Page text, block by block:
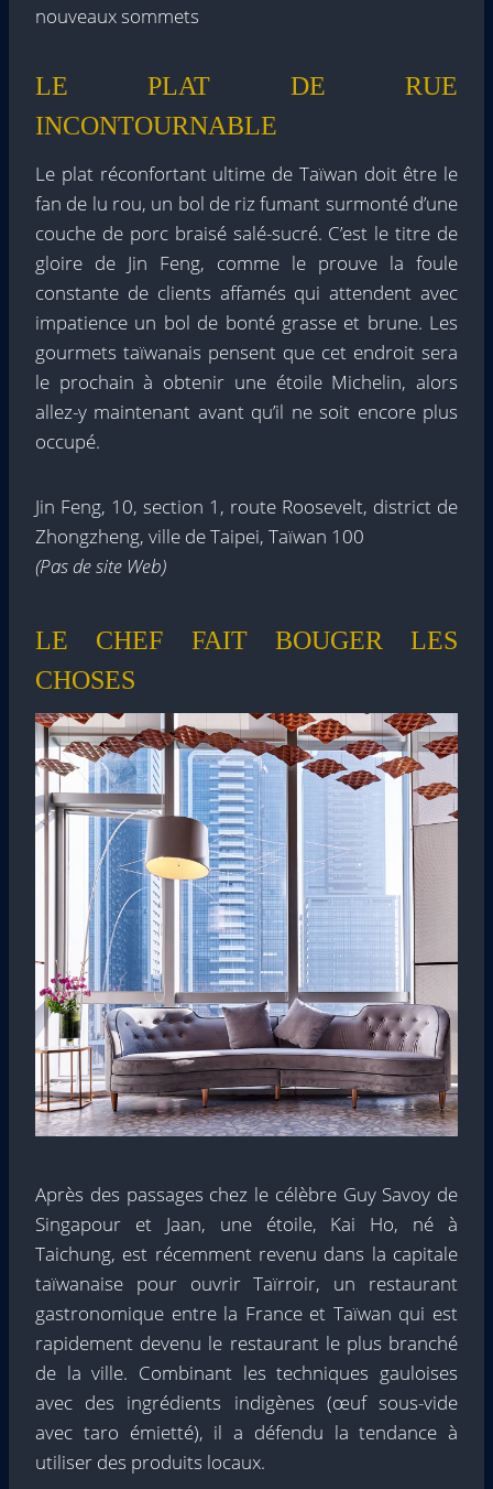
nouveaux sommets
LE PLAT DE RUE
INCONTOURNABLE
Le plat réconfortant ultime de Taïwan doit être le
fan de lu rou, un bol de riz fumant surmonté d’une
couche de porc braisé salé-sucré. C’est le titre de
gloire de Jin Feng, comme le prouve la foule
constante de clients affamés qui attendent avec
impatience un bol de bonté grasse et brune. Les
gourmets taïwanais pensent que cet endroit sera
le prochain à obtenir une étoile Michelin, alors
allez-y maintenant avant qu’il ne soit encore plus
occupé.
Jin Feng, 10, section 1, route Roosevelt, district de
Zhongzheng, ville de Taipei, Taïwan 100
(Pas de site Web)
LE CHEF FAIT BOUGER LES
CHOSES
Après des passages chez le célèbre Guy Savoy de
Singapour et Jaan, une étoile, Kai Ho, né à
Taichung, est récemment revenu dans la capitale
taïwanaise pour ouvrir Taïrroir, un restaurant
gastronomique entre la France et Taïwan qui est
rapidement devenu le restaurant le plus branché
de la ville. Combinant les techniques gauloises
avec des ingrédients indigènes (œuf sous-vide
avec taro émietté), il a défendu la tendance à
utiliser des produits locaux.